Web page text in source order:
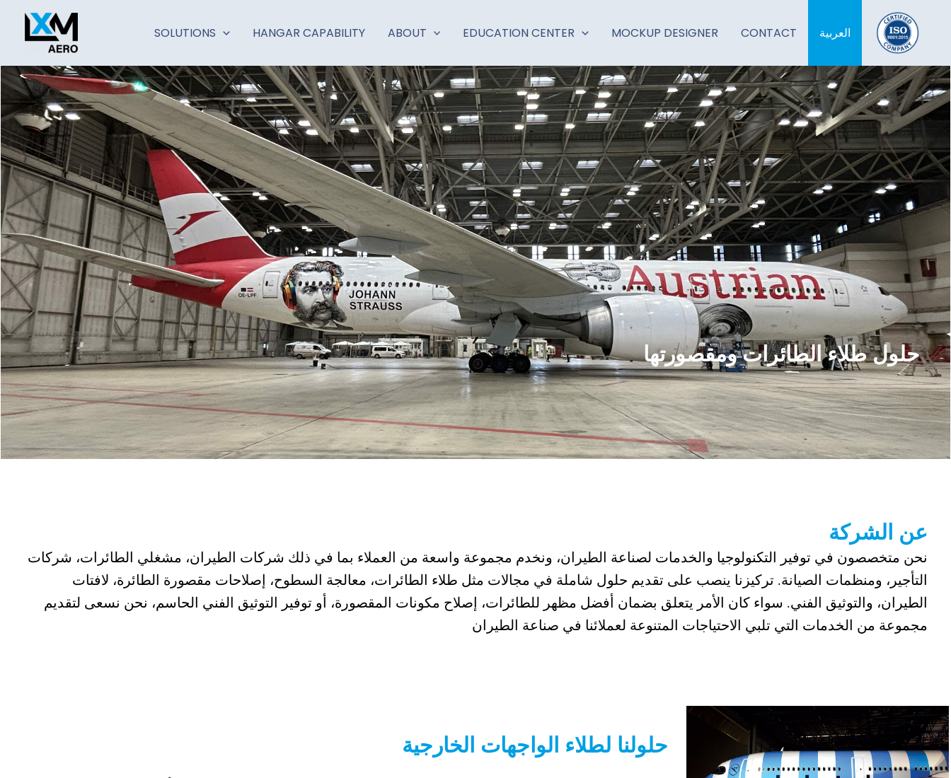
springen
SOLUTIONS HANGAR CAPABILITY ABOUT EDUCATION CENTER MOCKUP DESIGNER CONTACT العربية
حلول طلاء الطائرات ومقصورتها
عن الشركة
نحن متخصصون في توفير التكنولوجيا والخدمات لصناعة الطيران، ونخدم مجموعة واسعة من العملاء بما في ذلك شركات الطيران، مشغلي الطائرات، شركات
التأجير، ومنظمات الصيانة. تركيزنا ينصب على تقديم حلول شاملة في مجالات مثل طلاء الطائرات، معالجة السطوح، إصلاحات مقصورة الطائرة، لافتات
الطيران، والتوثيق الفني. سواء كان الأمر يتعلق بضمان أفضل مظهر للطائرات، إصلاح مكونات المقصورة، أو توفير التوثيق الفني الحاسم، نحن نسعى لتقديم
مجموعة من الخدمات التي تلبي الاحتياجات المتنوعة لعملائنا في صناعة الطيران
حلولنا لطلاء الواجهات الخارجية